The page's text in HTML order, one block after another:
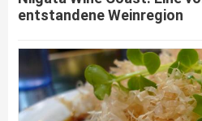
entstandene Weinregion